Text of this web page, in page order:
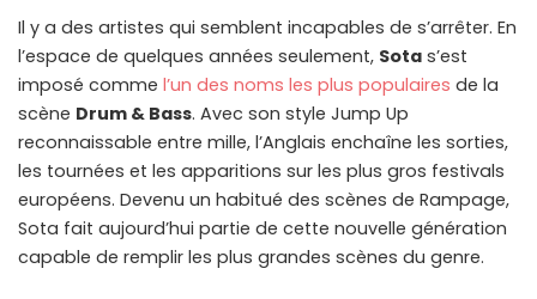
Il y a des artistes qui semblent incapables de s’arrêter. En
l’espace de quelques années seulement, Sota s’est
imposé comme l’un des noms les plus populaires de la
scène Drum & Bass. Avec son style Jump Up
reconnaissable entre mille, l’Anglais enchaîne les sorties,
les tournées et les apparitions sur les plus gros festivals
européens. Devenu un habitué des scènes de Rampage,
Sota fait aujourd’hui partie de cette nouvelle génération
capable de remplir les plus grandes scènes du genre.